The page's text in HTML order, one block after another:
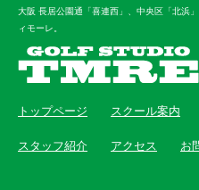
大阪 長居公園通「喜連西」、中央区「北浜
ィモーレ。
トップページ スクール案内
スタッフ紹介 アクセス お